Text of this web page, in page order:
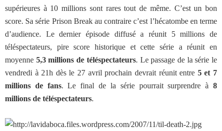
supérieures à 10 millions sont rares tout de même. C’est un bon
score. Sa série Prison Break au contraire c’est l’hécatombe en terme
d’audience. Le dernier épisode diffusé a réunit 5 millions de
téléspectateurs, pire score historique et cette série a réunit en
moyenne 5,3 millions de téléspectateurs. Le passage de la série le
vendredi à 21h dès le 27 avril prochain devrait réunit entre 5 et 7
millions de fans. Le final de la série pourrait surprendre à8
millions de téléspectateurs.